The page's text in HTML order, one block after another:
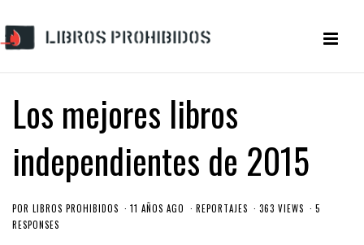
Los mejores libros
independientes de 2015
POR LIBROS PROHIBIDOS 11 AÑOS AGO REPORTAJES 363 VIEWS
5
RESPONSES